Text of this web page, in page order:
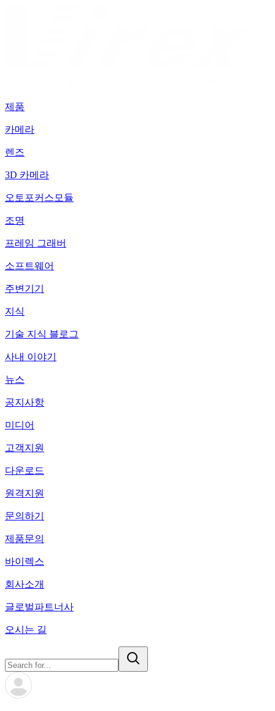
제품
카메라
렌즈
3D 카메라
오토포커스모듈
조명
프레임 그래버
소프트웨어
주변기기
지식
기술 지식 블로그
사내 이야기
뉴스
공지사항
미디어
고객지원
다운로드
원격지원
문의하기
제품문의
바이렉스
회사소개
글로벌파트너사
오시는 길